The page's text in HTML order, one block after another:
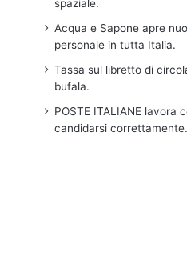
spaziale.
Acqua e Sapone apre
personale in tutta Italia.
Tassa sul libretto di
bufala.
POSTE ITALIANE lavora
candidarsi correttamente.